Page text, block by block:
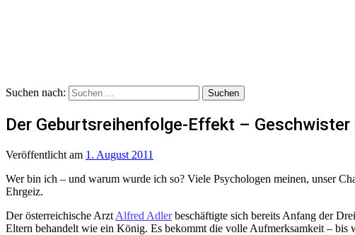
Suchen nach:
Der Geburtsreihenfolge-Effekt – Geschwister
Veröffentlicht am 1. August 2011
Wer bin ich – und warum wurde ich so? Viele Psychologen meinen, unser
Ehrgeiz.
Der österreichische Arzt Alfred Adlerbeschäftigte sich bereits Anfang der
Eltern behandelt wie ein König. Es bekommt die volle Aufmerksamkeit –